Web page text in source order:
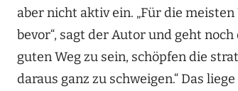
aber nicht aktiv ein. „Für die
bevor“, sagt der Autor und geht
guten Weg zu sein, schöpfen die
daraus ganz zu schweigen.“ Das